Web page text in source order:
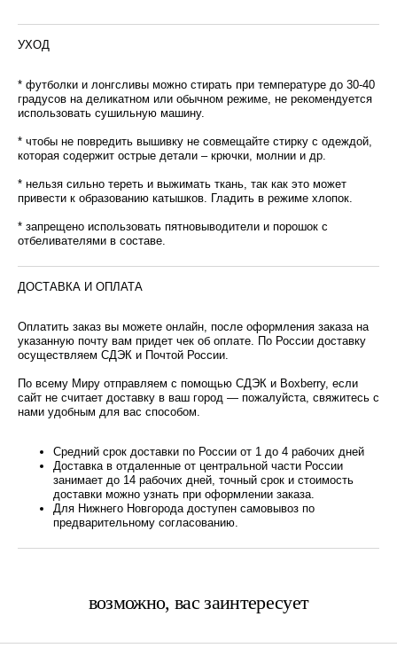
УХОД
* футболки и лонгсливы можно стирать при температуре до 30-40
градусов на деликатном или обычном режиме, не рекомендуется
использовать сушильную машину.
* чтобы не повредить вышивку не совмещайте стирку с одеждой,
которая содержит острые детали – крючки, молнии и др.
* нельзя сильно тереть и выжимать ткань, так как это может
привести к образованию катышков. Гладить в режиме хлопок.
* запрещено использовать пятновыводители и порошок с
отбеливателями в составе.
ДОСТАВКА И ОПЛАТА
Оплатить заказ вы можете онлайн, после оформления заказа на
указанную почту вам придет чек об оплате. По России доставку
осуществляем СДЭК и Почтой России.
По всему Миру отправляем с помощью СДЭК и Boxberry, если
сайт не считает доставку в ваш город — пожалуйста, свяжитесь с
нами удобным для вас способом.
Средний срок доставки по России от 1 до 4 рабочих дней
Доставка в отдаленные от центральной части России
занимает до 14 рабочих дней, точный срок и стоимость
доставки можно узнать при оформлении заказа.
Для Нижнего Новгорода доступен самовывоз по
предварительному согласованию.
возможно, вас заинтересует